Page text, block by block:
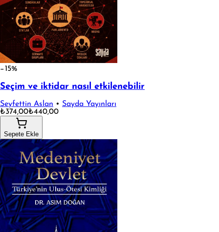
−15%
Seçim ve iktidar nasıl etkilenebilir
Seyfettin Aslan • Sayda Yayınları
₺374,00₺440,00
Sepete Ekle